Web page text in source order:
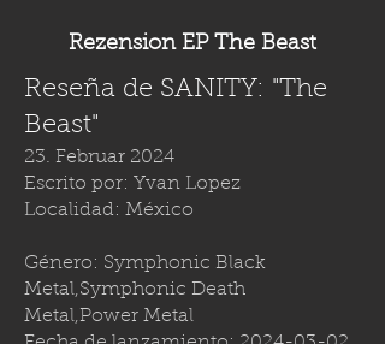
Rezension EP The Beast
Reseña de SANITY: "The
Beast"
23. Februar 2024
Escrito por: Yvan Lopez
Localidad: México
Género: Symphonic Black
Metal,Symphonic Death
Metal,Power Metal